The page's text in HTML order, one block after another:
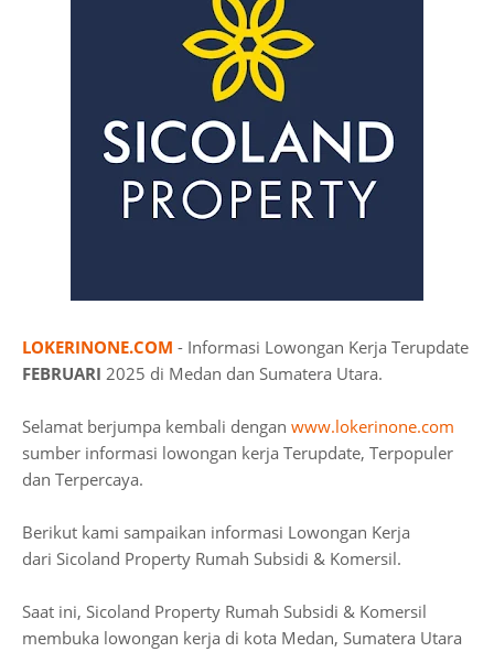
LOKERINONE.COM - Informasi Lowongan Kerja Terupdate
FEBRUARI 2025 di Medan dan Sumatera Utara.
Selamat berjumpa kembali dengan www.lokerinone.com
sumber informasi lowongan kerja Terupdate, Terpopuler
dan Terpercaya.
Berikut kami sampaikan informasi Lowongan Kerja
dari Sicoland Property Rumah Subsidi & Komersil.
Saat ini, Sicoland Property Rumah Subsidi & Komersil
membuka lowongan kerja di kota Medan, Sumatera Utara